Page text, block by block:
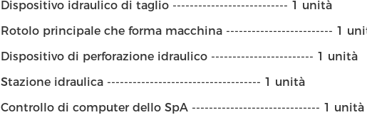
Dispositivo idraulico di taglio --------------------------- 1 unità
Rotolo principale che forma macchina ------------------------- 1
Dispositivo di perforazione idraulico ------------------------ 1 unità
Stazione idraulica ------------------------------------ 1 unità
Controllo di computer dello SpA ------------------------------ 1 unità